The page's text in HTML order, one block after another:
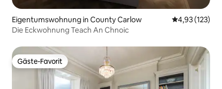
Eigentumswohnung in County Carlow
4,93 (123)
Die Eckwohnung Teach An Chnoic
Gäste-Favorit
Gäste-Favorit